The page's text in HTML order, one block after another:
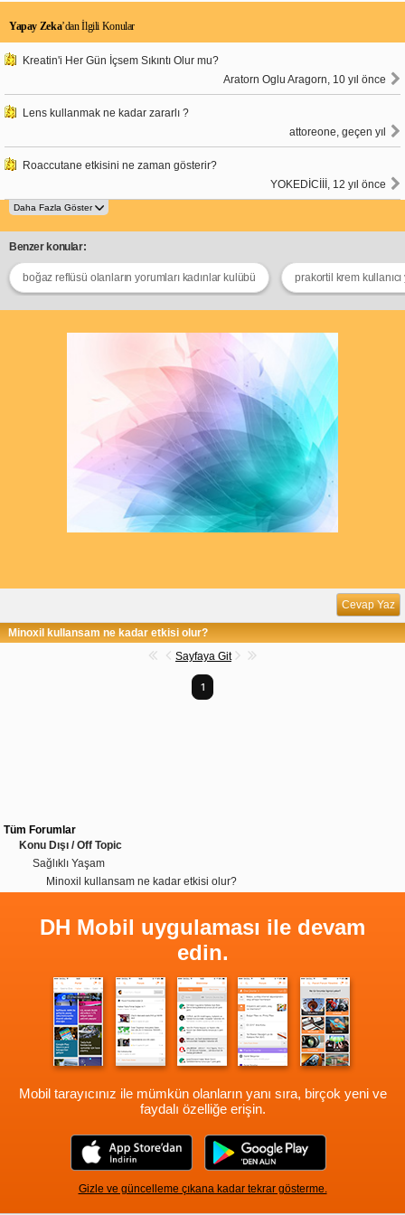
Yapay Zeka’dan İlgili Konular
Kreatin'i Her Gün İçsem Sıkıntı Olur mu?
Aratorn Oglu Aragorn, 10 yıl önce
Lens kullanmak ne kadar zararlı ?
attoreone, geçen yıl
Roaccutane etkisini ne zaman gösterir?
YOKEDİCİİİ, 12 yıl önce
Benzer konular:
boğaz reflüsü olanların yorumları kadınlar kulübü prakortil krem kullanıcı
Cevap Yaz
Minoxil kullansam ne kadar etkisi olur?
Sayfaya Git
1
Tüm Forumlar
Konu Dışı / Off Topic
Sağlıklı Yaşam
Minoxil kullansam ne kadar etkisi olur?
DH Mobil uygulaması ile devam
edin.
Mobil tarayıcınız ile mümkün olanların yanı sıra, birçok yeni ve
faydalı özelliğe erişin.
Gizle ve güncelleme çıkana kadar tekrar gösterme.